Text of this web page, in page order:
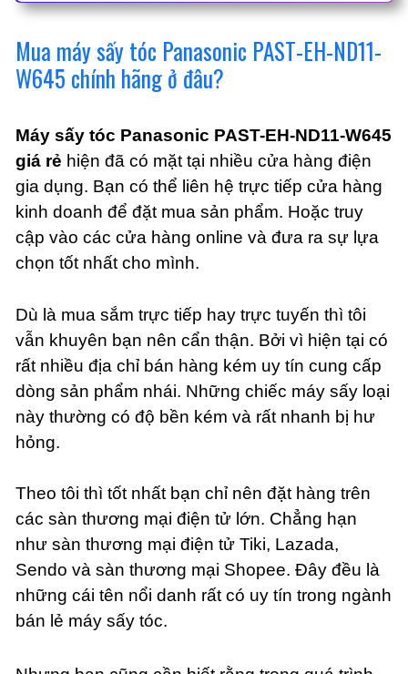
Mua máy sấy tóc Panasonic PAST-EH-ND11-
W645 chính hãng ở đâu?
Máy sấy tóc Panasonic PAST-EH-ND11-W645
giá rẻ hiện đã có mặt tại nhiều cửa hàng điện
gia dụng. Bạn có thể liên hệ trực tiếp cửa hàng
kinh doanh để đặt mua sản phẩm. Hoặc truy
cập vào các cửa hàng online và đưa ra sự lựa
chọn tốt nhất cho mình.
Dù là mua sắm trực tiếp hay trực tuyến thì tôi
vẫn khuyên bạn nên cẩn thận. Bởi vì hiện tại có
rất nhiều địa chỉ bán hàng kém uy tín cung cấp
dòng sản phẩm nhái. Những chiếc máy sấy loại
này thường có độ bền kém và rất nhanh bị hư
hỏng.
Theo tôi thì tốt nhất bạn chỉ nên đặt hàng trên
các sàn thương mại điện tử lớn. Chẳng hạn
như sàn thương mại điện tử Tiki, Lazada,
Sendo và sàn thương mại Shopee. Đây đều là
những cái tên nổi danh rất có uy tín trong ngành
bán lẻ máy sấy tóc.